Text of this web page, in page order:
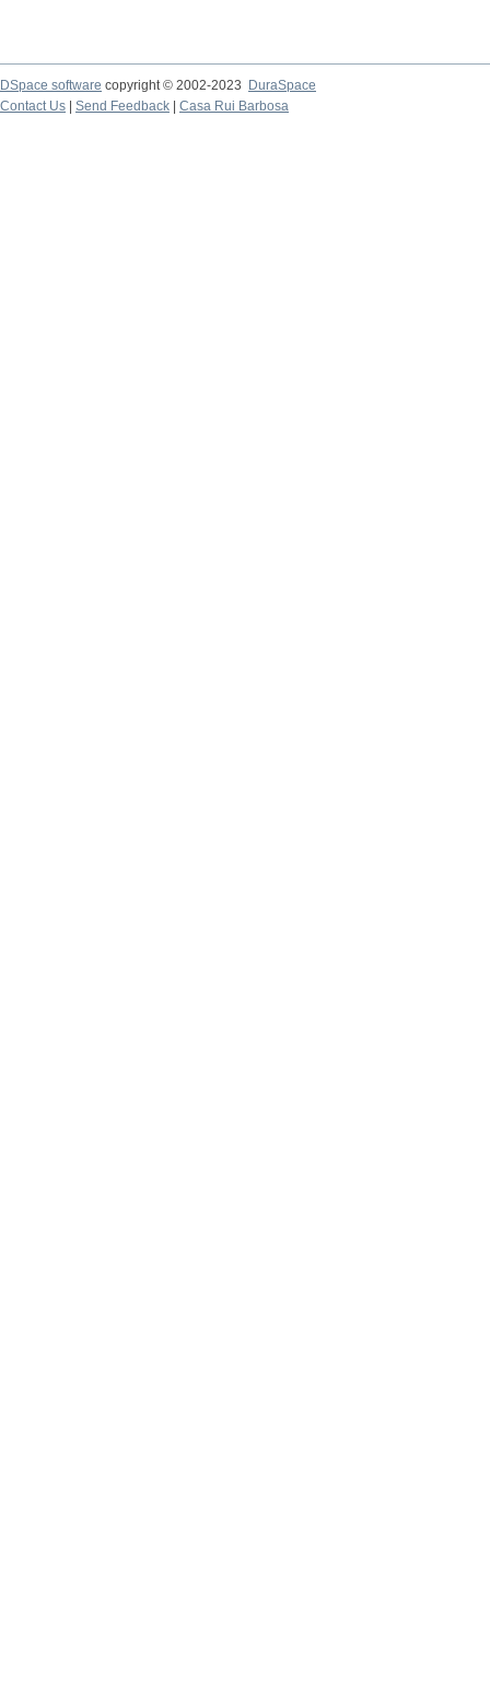
DSpace software copyright © 2002-2023
DuraSpace
Contact Us
Send Feedback Casa Rui Barbosa